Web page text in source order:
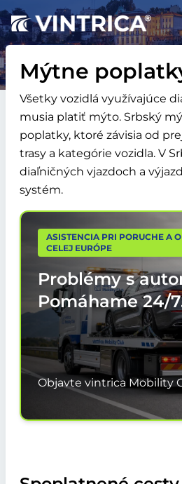
Mýtne
Všetky vozidlá využívajúce
musia platiť mýto. Srbský
poplatky, ktoré závisia od
trasy a kategórie vozidla. V
diaľničných vjazdoch a
systém.
ASISTENCIA PRI PORUCHE A
CELEJ EURÓPE
Problémy s
Pomáhame24/
Objavte vintrica Mobility